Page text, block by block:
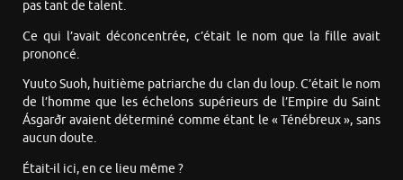
pas tant de talent.
Ce qui l’avait déconcentrée, c’était le nom que la fille avait
prononcé.
Yuuto Suoh, huitième patriarche du clan du loup. C’était le nom
de l’homme que les échelons supérieurs de l’Empire du Saint
Ásgarðr avaient déterminé comme étant le « Ténébreux », sans
aucun doute.
Était-il ici, en ce lieu même ?